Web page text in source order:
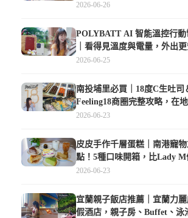
2026-06-26
POLYBATT AI 智能溫控行動
｜看得見溫度與電量，外出
10000mAh 行動電源
2026-06-25
南投埔里必買｜18度C生吐司
Feeling18商圈完整攻略，在
樣逛
2026-06-23
皮皮手作千層蛋糕｜南港寵
點！5種口味開箱，比Lady M
的台北隱藏版
2026-06-23
宜蘭親子飯店推薦｜宜蘭力
假酒店，親子房、Buffet、泳